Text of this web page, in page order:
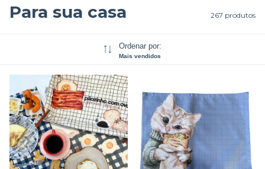
Para sua casa 267 produtos
Ordenar por:
Mais vendidos